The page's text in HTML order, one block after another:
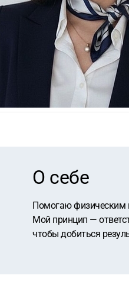
О себе
Помогаю физическим
Мой принцип —
чтобы добиться